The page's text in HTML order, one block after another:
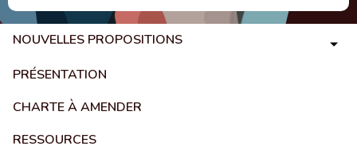
NOUVELLES PROPOSITIONS
PRÉSENTATION
CHARTE À AMENDER
RESSOURCES